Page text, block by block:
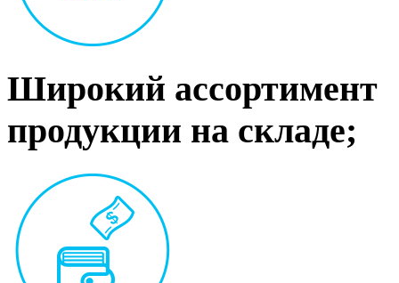
Широкий ассортимент
продукции на складе;